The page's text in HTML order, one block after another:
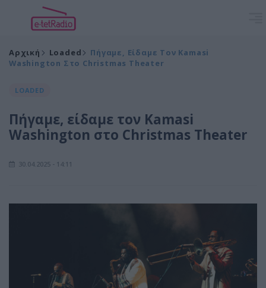
Αρχική Loaded
Πήγαμε, Είδαμε Τον Kamasi
Washington Στο Christmas Theater
LOADED
Πήγαμε, είδαμε τον Kamasi
Washington στο Christmas Theater
30.04.2025 - 14:11